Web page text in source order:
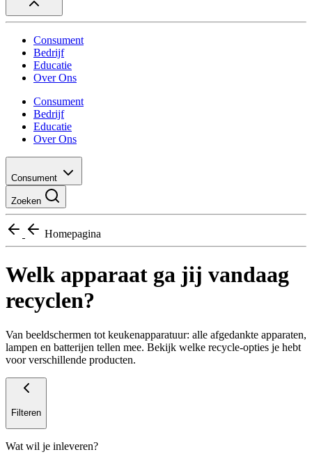
Consument
Bedrijf
Educatie
Over Ons
Consument
Bedrijf
Educatie
Over Ons
Consument
Zoeken
Homepagina
Welk apparaat ga jij vandaag
recyclen?
Van beeldschermen tot keukenapparatuur: alle afgedankte apparaten,
lampen en batterijen tellen mee. Bekijk welke recycle-opties je hebt
voor verschillende producten.
Filteren
Wat wil je inleveren?